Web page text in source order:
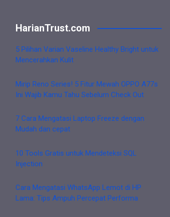
HarianTrust.com
5 Pilihan Varian Vaseline Healthy Bright untuk
Mencerahkan Kulit
Mirip Reno Series! 5 Fitur Mewah OPPO A77s
Ini Wajib Kamu Tahu Sebelum Check Out
7 Cara Mengatasi Laptop Freeze dengan
Mudah dan cepat
10 Tools Gratis untuk Mendeteksi SQL
Injection
Cara Mengatasi WhatsApp Lemot di HP
Lama: Tips Ampuh Percepat Performa